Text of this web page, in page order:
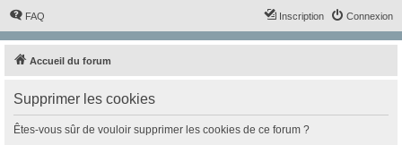
FAQ Connexion
Inscription
Accueil du forum
Supprimer les cookies
Êtes-vous sûr de vouloir supprimer les cookies de ce forum ?